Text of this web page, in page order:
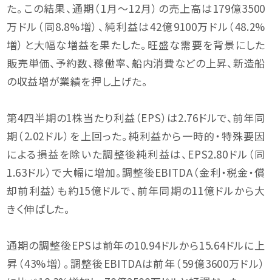
た。この結果、通期（1月〜12月）の売上高は179億3500
万ドル（同8.8%増）、純利益は42億9100万ドル（48.2%
増）と大幅な増益を果たした。旺盛な需要を背景にした
販売単価、予約数、稼働率、船内消費などの上昇、新造船
の収益増が業績を押し上げた。
第4四半期の1株当たり利益（EPS）は2.76ドルで、前年同
期（2.02ドル）を上回った。純利益から一時的・特殊要因
による損益を除いた調整後純利益は、EPS2.80ドル（同
1.63ドル）で大幅に増加。調整後EBITDA（金利・税金・償
却前利益）も約15億ドルで、前年同期の11億ドルから大
きく伸ばした。
通期の調整後EPSは前年の10.94ドルから15.64ドルに上
昇（43%増）。調整後EBITDAは前年（59億3600万ドル）